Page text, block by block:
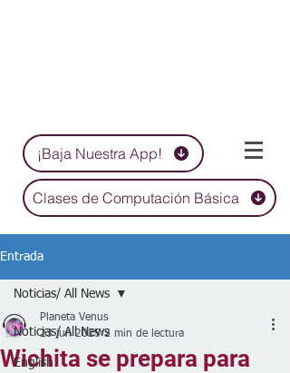
¡Baja Nuestra App!
Clases de Computación Básica
Entrada
Noticias/ All News
English
Noticias/ All News
Wichita se prepara para
Planeta Venus
23 jun 2025 2 min de lectura